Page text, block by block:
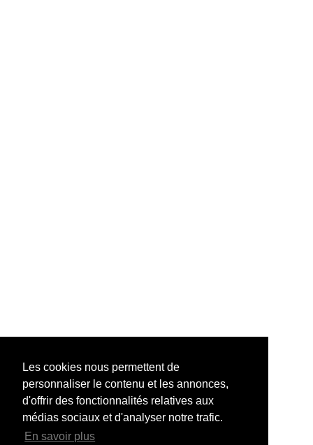
Les cookies nous permettent de
personnaliser le contenu et les annonces,
d'offrir des fonctionnalités relatives aux
médias sociaux et d'analyser notre trafic.
En savoir plus